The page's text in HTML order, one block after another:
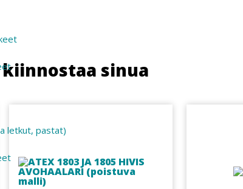
letkut, pastat)
sinua